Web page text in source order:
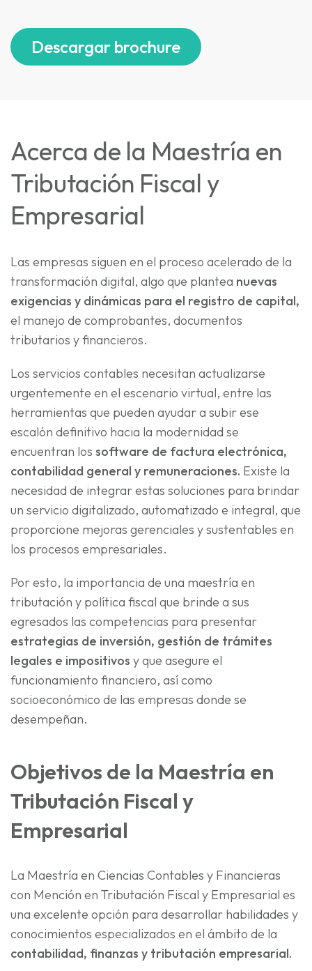
Descargar brochure
Acerca de la Maestría en
Tributación Fiscal y
Empresarial
Las empresas siguen en el proceso acelerado de la
transformación digital, algo que plantea nuevas
exigencias y dinámicas para el registro de capital,
el manejo de comprobantes, documentos
tributarios y financieros.
Los servicios contables necesitan actualizarse
urgentemente en el escenario virtual, entre las
herramientas que pueden ayudar a subir ese
escalón definitivo hacia la modernidad se
encuentran los software de factura electrónica,
contabilidad general y remuneraciones. Existe la
necesidad de integrar estas soluciones para brindar
un servicio digitalizado, automatizado e integral, que
proporcione mejoras gerenciales y sustentables en
los procesos empresariales.
Por esto, la importancia de una maestría en
tributación y política fiscal que brinde a sus
egresados las competencias para presentar
estrategias de inversión, gestión de trámites
legales e impositivos y que asegure el
funcionamiento financiero, así como
socioeconómico de las empresas donde se
desempeñan.
Objetivos de la Maestría en
Tributación Fiscal y
Empresarial
La Maestría en Ciencias Contables y Financieras
con Mención en Tributación Fiscal y Empresarial es
una excelente opción para desarrollar habilidades y
conocimientos especializados en el ámbito de la
contabilidad, finanzas y tributación empresarial.